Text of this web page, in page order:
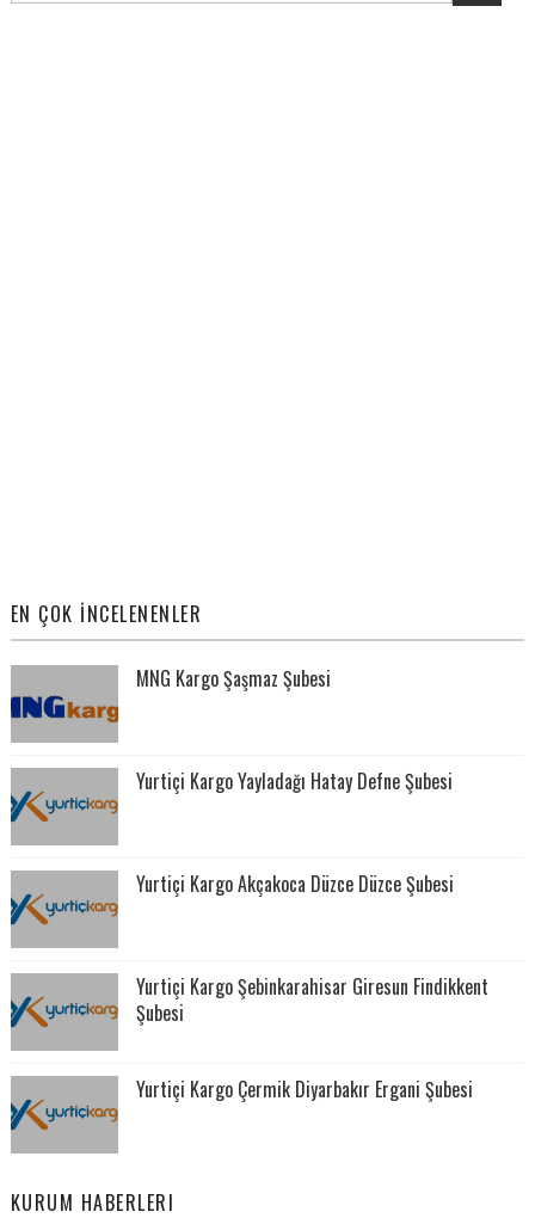
EN ÇOK İNCELENENLER
MNG Kargo Şaşmaz Şubesi
Yurtiçi Kargo Yayladağı Hatay Defne Şubesi
Yurtiçi Kargo Akçakoca Düzce Düzce Şubesi
Yurtiçi Kargo Şebinkarahisar Giresun Findikkent
Şubesi
Yurtiçi Kargo Çermik Diyarbakır Ergani Şubesi
KURUM HABERLERI